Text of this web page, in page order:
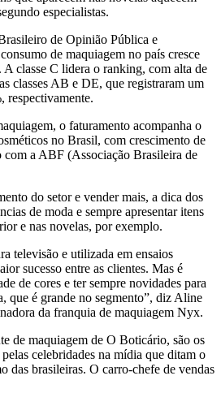
especialistas.
de Opinião Pública e
de maquiagem no país cresce
A classe C lidera o ranking, com alta de
classes AB e DE, que registraram um
respectivamente.
o faturamento acompanha o
no Brasil, com crescimento de
com a ABF (Associação Brasileira de
do setor e vender mais, a dica dos
de moda e sempre apresentar itens
e nas novelas, por exemplo.
televisão e utilizada em ensaios
sucesso entre as clientes. Mas é
de cores e ter sempre novidades para
que é grande no segmento”, diz Aline
da franquia de maquiagem Nyx.
de maquiagem de O Boticário, são os
celebridades na mídia que ditam o
das brasileiras. O carro-chefe de vendas